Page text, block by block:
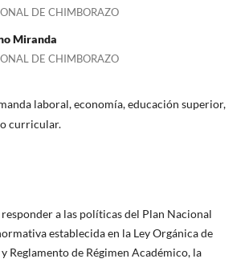
DE CHIMBORAZO
Miranda
DE CHIMBORAZO
laboral, economía, educación superior,
curricular.
a las políticas del Plan Nacional
establecida en la Ley Orgánica de
Reglamento de Régimen Académico, la